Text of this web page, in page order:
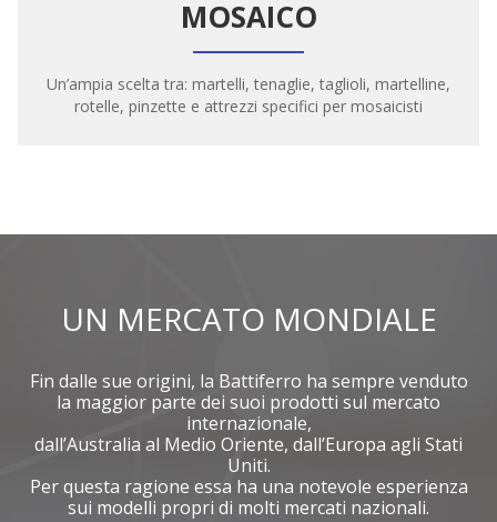
MOSAICO
Un’ampia scelta tra: martelli, tenaglie, taglioli, martelline,
rotelle, pinzette e attrezzi specifici per mosaicisti
UN MERCATO MONDIALE
Fin dalle sue origini, la Battiferro ha sempre venduto
la maggior parte dei suoi prodotti sul mercato
internazionale,
dall’Australia al Medio Oriente, dall’Europa agli Stati
Uniti.
Per questa ragione essa ha una notevole esperienza
sui modelli propri di molti mercati nazionali.